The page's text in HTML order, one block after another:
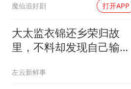
魔仙追好剧 打开APP
大太监衣锦还乡荣归故
里，不料却发现自己输得
左云新鲜事